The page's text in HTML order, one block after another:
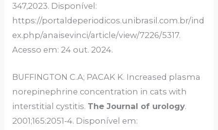
347,2023. Disponível:
https://portaldeperiodicos.unibrasil.com.br/ind
ex.php/anaisevinci/article/view/7226/5317.
Acesso em: 24 out. 2024.
BUFFINGTON C.A; PACAK K. Increased plasma
norepinephrine concentration in cats with
interstitial cystitis. The Journal of urology.
2001;165:2051-4. Disponível em: